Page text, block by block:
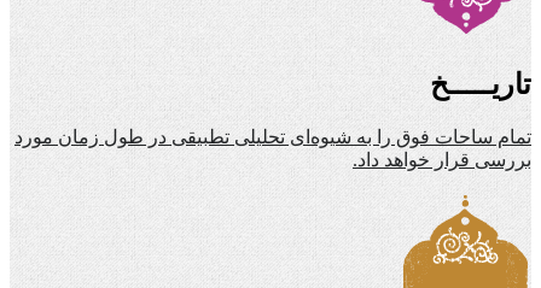
تاریـــــخ
تمام ساحات فوق را به شیوه‌ای تحلیلی تطبیقی در طول زمان مورد
بررسی قرار خواهد داد.